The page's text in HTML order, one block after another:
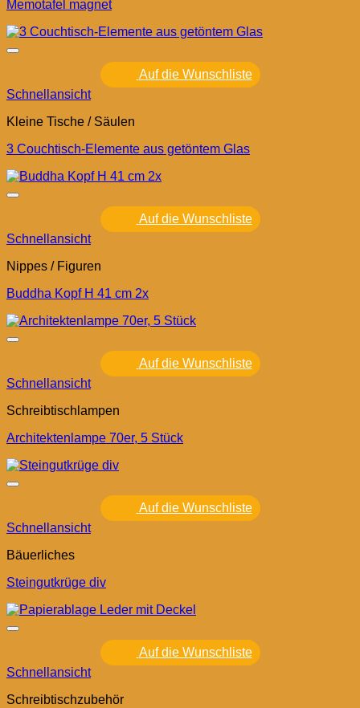
Memotafel magnet
Auf die Wunschliste
Schnellansicht
Kleine Tische / Säulen
3 Couchtisch-Elemente aus getöntem Glas
Auf die Wunschliste
Schnellansicht
Nippes / Figuren
Buddha Kopf H 41 cm 2x
Auf die Wunschliste
Schnellansicht
Schreibtischlampen
Architektenlampe 70er, 5 Stück
Auf die Wunschliste
Schnellansicht
Bäuerliches
Steingutkrüge div
Auf die Wunschliste
Schnellansicht
Schreibtischzubehör